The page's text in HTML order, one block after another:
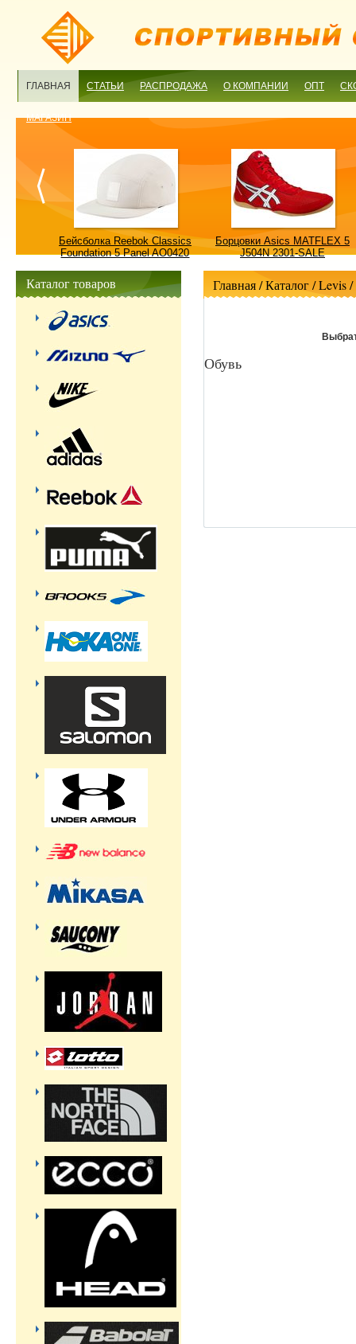
ГЛАВНАЯ СТАТЬИ РАСПРОДАЖА О КОМПАНИИ ОПТ
МАГАЗИН
Бейсболка Reebok Classics
Foundation 5 Panel AO0420
Борцовки Asics MATFLEX 5
J504N 2301-SALE
Главная/ Каталог /Levis/
Обувь
Каталог товаров